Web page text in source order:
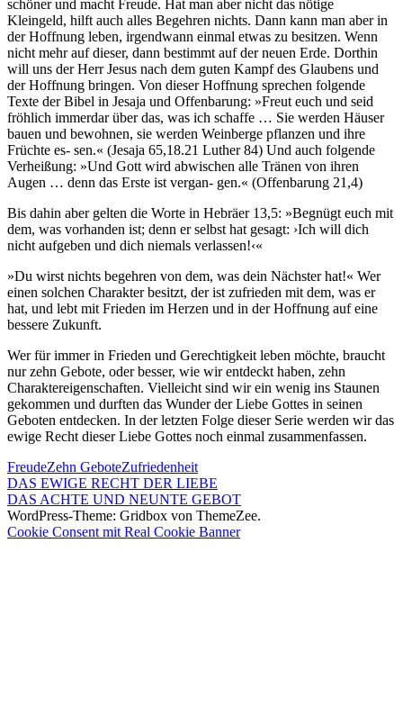
schöner und macht Freude. Hat man aber nicht das nötige
Kleingeld, hilft auch alles Begehren nichts. Dann kann man aber in
der Hoffnung leben, irgendwann einmal etwas zu besitzen. Wenn
nicht mehr auf dieser, dann bestimmt auf der neuen Erde. Dorthin
will uns der Herr Jesus nach dem guten Kampf des Glaubens und
der Hoffnung bringen. Von dieser Hoffnung sprechen folgende
Texte der Bibel in Jesaja und Offenbarung: »Freut euch und seid
fröhlich immerdar über das, was ich schaffe … Sie werden Häuser
bauen und bewohnen, sie werden Weinberge pflanzen und ihre
Früchte es- sen.« (Jesaja 65,18.21 Luther 84) Und auch folgende
Verheißung: »Und Gott wird abwischen alle Tränen von ihren
Augen … denn das Erste ist vergan- gen.« (Offenbarung 21,4)
Bis dahin aber gelten die Worte in Hebräer 13,5: »Begnügt euch mit
dem, was vorhanden ist; denn er selbst hat gesagt: ›Ich will dich
nicht aufgeben und dich niemals verlassen!‹«
»Du wirst nichts begehren von dem, was dein Nächster hat!« Wer
einen solchen Charakter besitzt, der ist zufrieden mit dem, was er
hat, und lebt mit Frieden im Herzen und in der Hoffnung auf eine
bessere Zukunft.
Wer für immer in Frieden und Gerechtigkeit leben möchte, braucht
nur zehn Gebote, oder besser, wie wir entdeckt haben, zehn
Charaktereigenschaften. Vielleicht sind wir ein wenig ins Staunen
gekommen und durften das Wunder der Liebe Gottes in seinen
Geboten entdecken. In der letzten Folge dieser Serie werden wir das
ewige Recht dieser Liebe Gottes noch einmal zusammenfassen.
FreudeZehn GeboteZufriedenheit
Beitragsnavigation
Vorheriger
Beitrag:
DAS EWIGE RECHT DER LIEBE
Nächster
Beitrag:
DAS ACHTE UND NEUNTE GEBOT
WordPress-Theme: Gridbox von ThemeZee.
Cookie Consent mit Real Cookie Banner